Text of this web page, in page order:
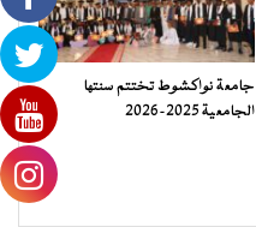
جامعة نواكشوط تختتم سنتها
الجامعية 2025-2026